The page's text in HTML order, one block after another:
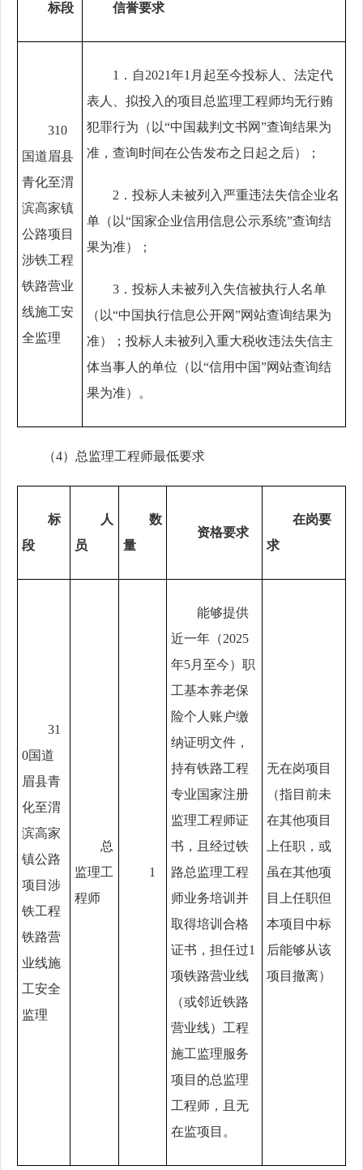
标段 信誉要求
310
国道眉县
青化至渭
滨高家镇
公路项目
涉铁工程
铁路营业
线施工安
全监理
1．自2021年1月起至今投标人、法定代
表人、拟投入的项目总监理工程师均无行贿
犯罪行为（以“中国裁判文书网”查询结果为
准，查询时间在公告发布之日起之后）；
2．投标人未被列入严重违法失信企业名
单（以“国家企业信用信息公示系统”查询结
果为准）；
3．投标人未被列入失信被执行人名单
（以“中国执行信息公开网”网站查询结果为
准）；投标人未被列入重大税收违法失信主
体当事人的单位（以“信用中国”网站查询结
果为准）
。
（4） 总监理工程师最低要求
标
段
人
员
数
量
资格要求
在岗要
求
31
0国道
眉县青
化至渭
滨高家
镇公路
项目涉
铁工程
铁路营
业线施
工安全
监理
总
监理工
程师
1
能够提供
近一年（2025
年5月至今）职
工基本养老保
险个人账户缴
纳证明文件，
持有铁路工程
专业国家注册
监理工程师证
书，且经过铁
路总监理工程
师业务培训并
取得培训合格
证书，担任过1
项铁路营业线
（或邻近铁路
营业线）工程
施工监理服务
项目的总监理
工程师，且无
在监项目。
无在岗项目
（指目前未
在其他项目
上任职，或
虽在其他项
目上任职但
本项目中标
后能够从该
项目撤离）